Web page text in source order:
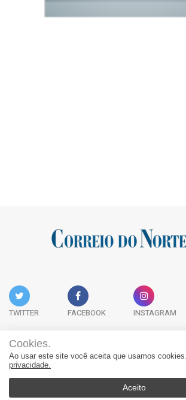
TWITTER FACEBOOK INSTAGRAM
Acervo Digital Fale Conosco
Cookies.
Ao usar este site você aceita que usamos cookies.
privacidade.
Aceito